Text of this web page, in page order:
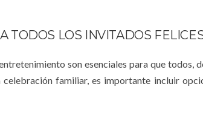
TODOS LOS INVITADOS
son esenciales para que todos,
familiar, es importante incluir